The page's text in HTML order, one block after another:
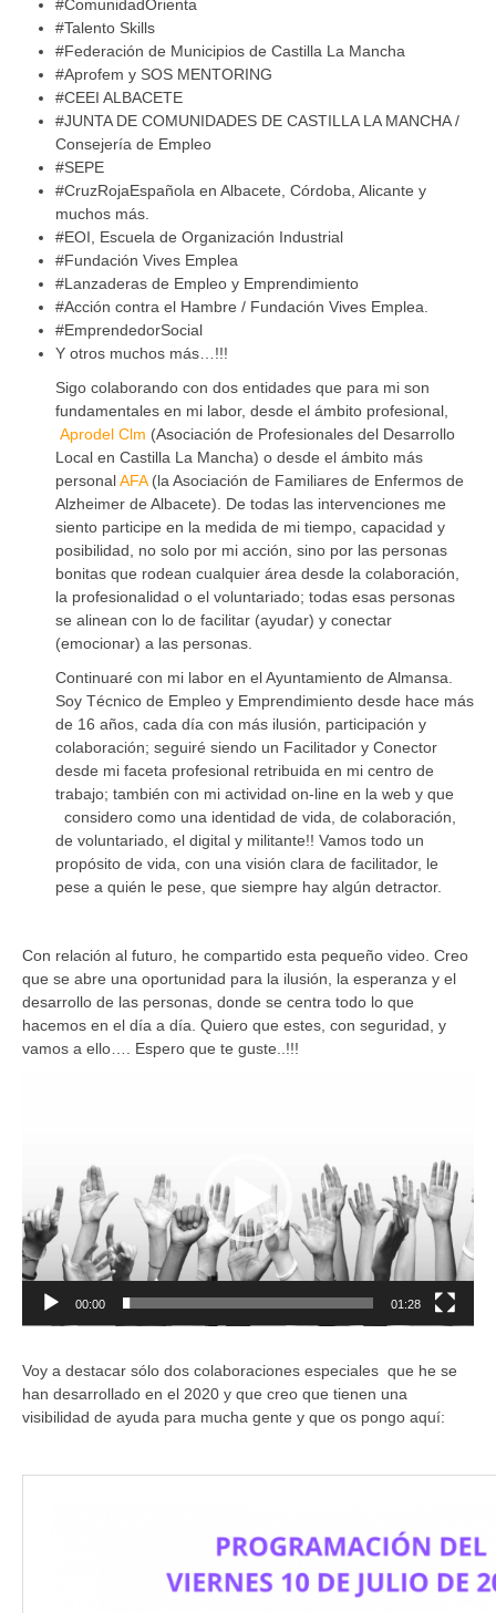
#ComunidadOrienta
#Talento Skills
#Federación de Municipios de Castilla La Mancha
#Aprofem y SOS MENTORING
#CEEI ALBACETE
#JUNTA DE COMUNIDADES DE CASTILLA LA MANCHA /
Consejería de Empleo
#SEPE
#CruzRojaEspañola en Albacete, Córdoba, Alicante y
muchos más.
#EOI, Escuela de Organización Industrial
#Fundación Vives Emplea
#Lanzaderas de Empleo y Emprendimiento
#Acción contra el Hambre / Fundación Vives Emplea.
#EmprendedorSocial
Y otros muchos más…!!!
Sigo colaborando con dos entidades que para mi son
fundamentales en mi labor, desde el ámbito profesional,
Aprodel Clm (Asociación de Profesionales del Desarrollo
Local en Castilla La Mancha) o desde el ámbito más
personalAFA(la Asociación de Familiares de Enfermos de
Alzheimer de Albacete). De todas las intervenciones me
siento participe en la medida de mi tiempo, capacidad y
posibilidad, no solo por mi acción, sino por las personas
bonitas que rodean cualquier área desde la colaboración,
la profesionalidad o el voluntariado; todas esas personas
se alinean con lo de facilitar (ayudar) y conectar
(emocionar) a las personas.
Continuaré con mi labor en el Ayuntamiento de Almansa.
Soy Técnico de Empleo y Emprendimiento desde hace más
de 16 años, cada día con más ilusión, participación y
colaboración; seguiré siendo un Facilitador y Conector
desde mi faceta profesional retribuida en mi centro de
trabajo; también con mi actividad on-line en la web y que
considero como una identidad de vida, de colaboración,
de voluntariado, el digital y militante!! Vamos todo un
propósito de vida, con una visión clara de facilitador, le
pese a quién le pese, que siempre hay algún detractor.
Con relación al futuro, he compartido esta pequeño video. Creo
que se abre una oportunidad para la ilusión, la esperanza y el
desarrollo de las personas, donde se centra todo lo que
hacemos en el día a día. Quiero que estes, con seguridad, y
vamos a ello…. Espero que te guste..!!!
00:00 01:28
Voy a destacar sólo dos colaboraciones especiales que he se
han desarrollado en el 2020 y que creo que tienen una
visibilidad de ayuda para mucha gente y que os pongo aquí: